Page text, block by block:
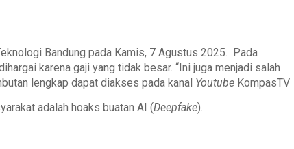
Bandung pada Kamis, 7 Agustus 2025. Pada
karena gaji yang tidak besar. “Ini juga menjadi salah
lengkap dapat diakses pada kanal Youtube KompasTV
adalah hoaks buatan AI (Deepfake).